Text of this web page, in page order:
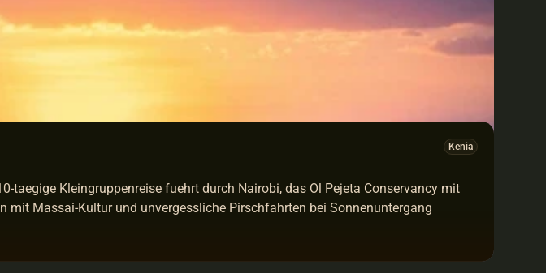
Kenia
taegige Kleingruppenreise fuehrt durch Nairobi, das Ol Pejeta Conservancy mit
mit Massai-Kultur und unvergessliche Pirschfahrten bei Sonnenuntergang